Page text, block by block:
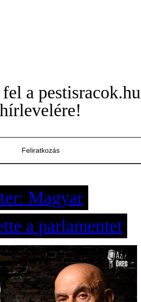
a pestisracok.hu
hírlevelére!
Feliratkozás
Magyar
a parlamentet